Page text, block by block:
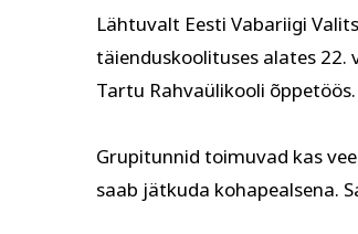
Lähtuvalt Eesti Vabariigi
täienduskoolituses alates
Tartu Rahvaülikooli õppetöös.
Grupitunnid toimuvad kas
saab jätkuda kohapealsena.